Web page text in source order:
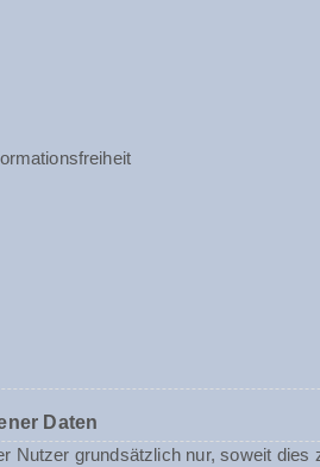
Daten
Nutzer grundsätzlich nur, soweit